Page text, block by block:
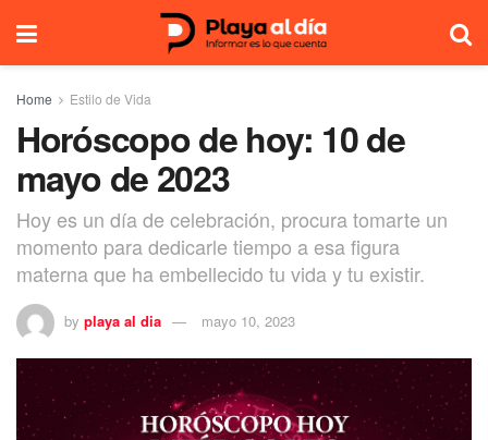
Home Estilo de Vida
Horóscopo de hoy: 10 de
mayo de 2023
Hoy es un día de celebración, procura tomarte un
momento para dedicarle tiempo a esa figura
materna que ha embellecido tu vida y tu existir.
by playa al dia mayo 10, 2023